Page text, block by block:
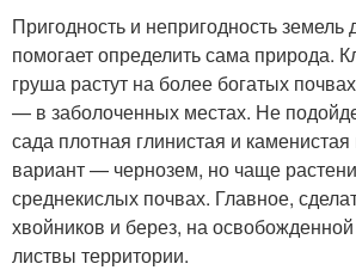
Пригодность и непригодность земель
помогает определить сама природа.
груша растут на более богатых
— в заболоченных местах. Не
сада плотная глинистая и
вариант — чернозем, но чаще
среднекислых почвах. Главное,
хвойников и берез, на
листвы территории.